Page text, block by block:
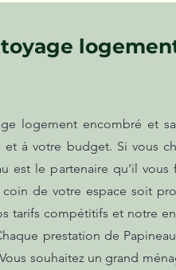
logement encombré et
et à votre budget. Si vous
est le partenaire qu'il
coin de votre espace soit
tarifs compétitifs et notre
prestation de
Vous souhaitez un grand